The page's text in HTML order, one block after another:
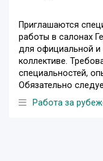
Приглашаются
работы в салонах
для официальной
коллективе.
специальностей,
Обязательно
Работа за